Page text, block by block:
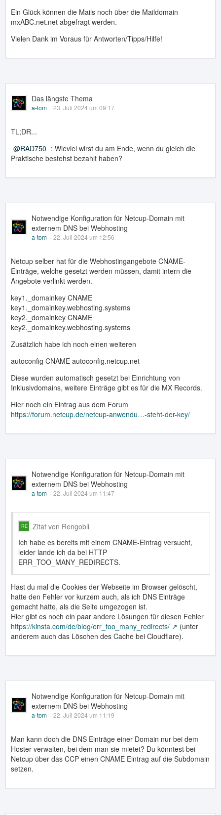
Ein Glück können die Mails noch über die Maildomain
mxABC.net.net abgefragt werden.
Vielen Dank im Voraus für Antworten/Tipps/Hilfe!
Das längste Thema
a-tom 23. Juli 2024 um 09:17
TL;DR...
RAD750 : Wieviel wirst du am Ende, wenn du gleich die
Praktische bestehst bezahlt haben?
Notwendige Konfiguration für Netcup-Domain mit
externem DNS bei Webhosting
a-tom 22. Juli 2024 um 12:56
Netcup selber hat für die Webhostingangebote CNAME-
Einträge, welche gesetzt werden müssen, damit intern die
Angebote verlinkt werden.
key1._domainkey CNAME
key1._domainkey.webhosting.systems
key2._domainkey CNAME
key2._domainkey.webhosting.systems
Zusätzlich habe ich noch einen weiteren
autoconfig CNAME autoconfig.netcup.net
Diese wurden automatisch gesetzt bei Einrichtung von
Inklusivdomains, weitere Einträge gibt es für die MX Records.
Hier noch ein Eintrag aus dem Forum
https://forum.netcup.de/netcup-anwendu…-steht-der-key/
Notwendige Konfiguration für Netcup-Domain mit
externem DNS bei Webhosting
a-tom 22. Juli 2024 um 11:47
Zitat von Rengobli
Ich habe es bereits mit einem CNAME-Eintrag versucht,
leider lande ich da bei HTTP
ERR_TOO_MANY_REDIRECTS.
Hast du mal die Cookies der Webseite im Browser gelöscht,
hatte den Fehler vor kurzem auch, als ich DNS Einträge
gemacht hatte, als die Seite umgezogen ist.
Hier gibt es noch ein paar andere Lösungen für diesen Fehler
https://kinsta.com/de/blog/err_too_many_redirects/
(unter
anderem auch das Löschen des Cache bei Cloudflare).
Notwendige Konfiguration für Netcup-Domain mit
externem DNS bei Webhosting
a-tom 22. Juli 2024 um 11:19
Man kann doch die DNS Einträge einer Domain nur bei dem
Hoster verwalten, bei dem man sie mietet? Du könntest bei
Netcup über das CCP einen CNAME Eintrag auf die Subdomain
setzen.